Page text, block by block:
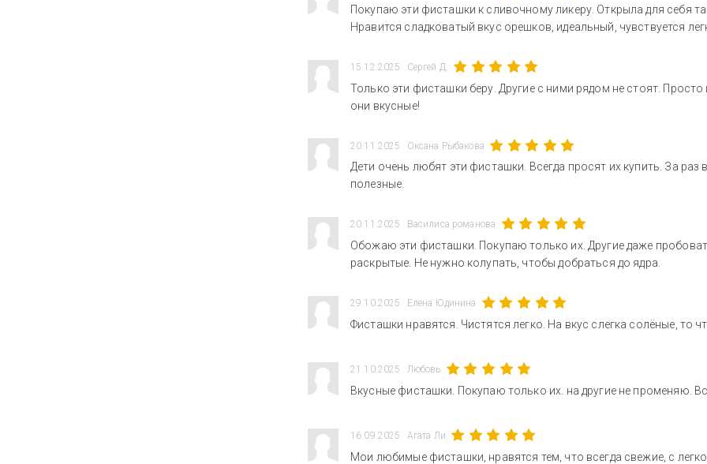
Покупаю эти фисташки к сливочному ликеру. Открыла для себя
Нравится сладковатый вкус орешков, идеальный, чувствуется
15.12.2025 Сергей Д.
Только эти фисташки беру. Другие с ними рядом не стоят.
они вкусные!
20.11.2025 Оксана Рыбакова
Дети очень любят эти фисташки. Всегда просят их купить. За
полезные.
20.11.2025 Василиса романова
Обожаю эти фисташки. Покупаю только их. Другие даже
раскрытые. Не нужно колупать, чтобы добраться до ядра.
29.10.2025 Елена Юдинина
Фисташки нравятся. Чистятся легко. На вкус слегка солёные, то
21.10.2025 Любовь
Вкусные фисташки. Покупаю только их. на другие не променяю.
16.09.2025 Агата Ли
Мои любимые фисташки, нравятся тем, что всегда свежие, с